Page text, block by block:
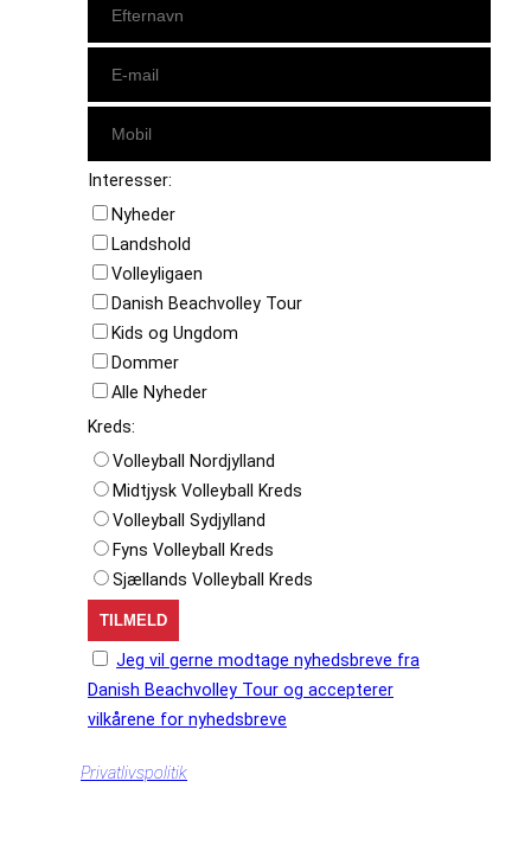
Interesser:
Nyheder
Landshold
Volleyligaen
Danish Beachvolley Tour
Kids og Ungdom
Dommer
Alle Nyheder
Kreds:
Volleyball Nordjylland
Midtjysk Volleyball Kreds
Volleyball Sydjylland
Fyns Volleyball Kreds
Sjællands Volleyball Kreds
Jeg vil gerne modtage nyhedsbreve fra
Danish Beachvolley Tour og accepterer
vilkårene for nyhedsbreve
Privatlivspolitik